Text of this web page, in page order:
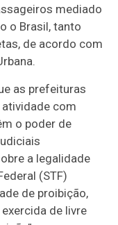
mediado
o Brasil, tanto
de acordo com
as prefeituras
com
o poder de
a legalidade
(STF)
de proibição,
de livre